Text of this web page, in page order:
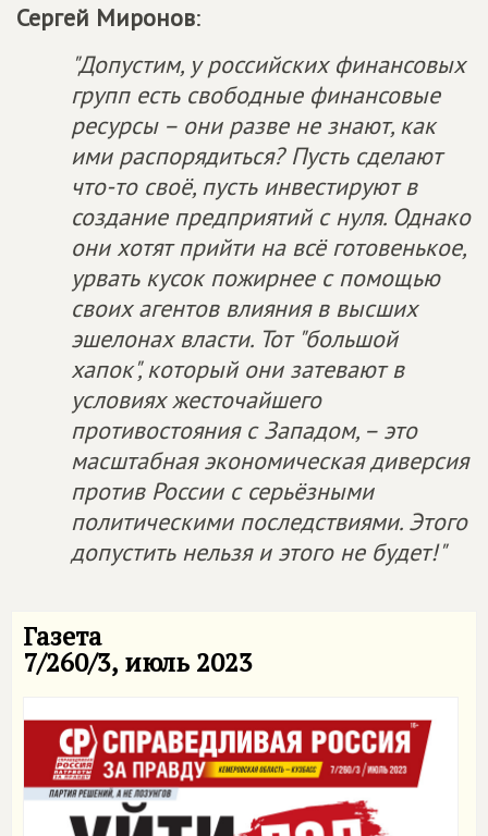
Сергей Миронов:
"Допустим, у российских финансовых
групп есть свободные финансовые
ресурсы – они разве не знают, как
ими распорядиться? Пусть сделают
что-то своё, пусть инвестируют в
создание предприятий с нуля. Однако
они хотят прийти на всё готовенькое,
урвать кусок пожирнее с помощью
своих агентов влияния в высших
эшелонах власти. Тот "большой
хапок", который они затевают в
условиях жесточайшего
противостояния с Западом, – это
масштабная экономическая диверсия
против России с серьёзными
политическими последствиями. Этого
допустить нельзя и этого не будет!"
Газета
7/260/3, июль 2023